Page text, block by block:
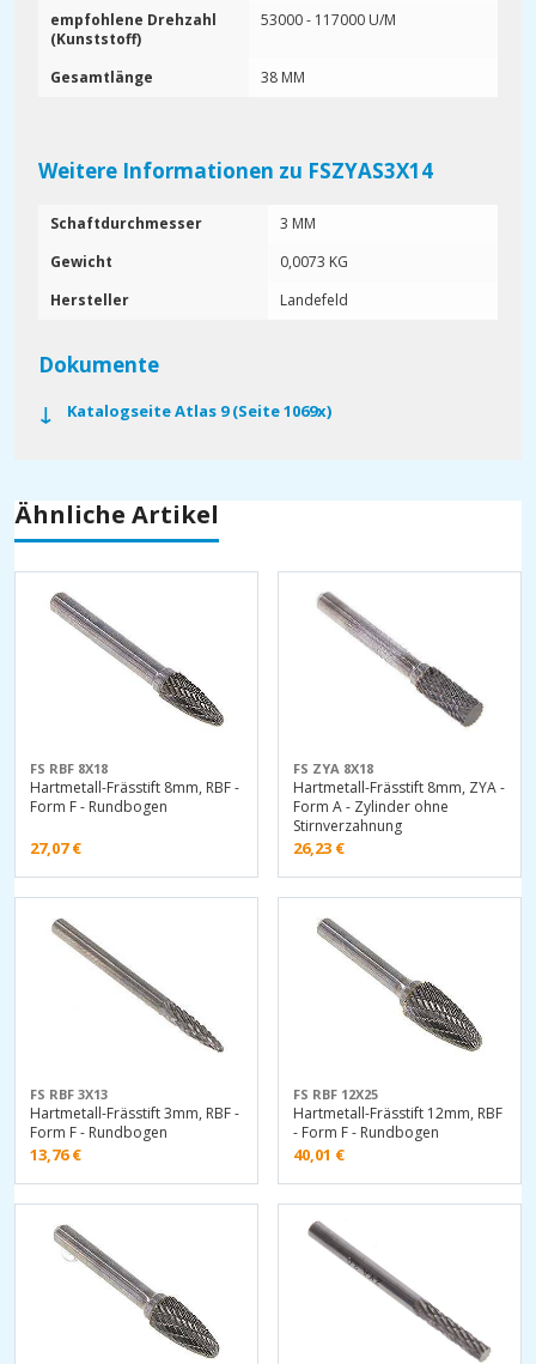
empfohlene Drehzahl
(Kunststoff)
53000 - 117000 U/M
Gesamtlänge 38 MM
Weitere Informationen zu FSZYAS3X14
Schaftdurchmesser
3 MM
Gewicht
0,0073 KG
Hersteller
Landefeld
Dokumente
Katalogseite Atlas 9 (Seite 1069x)
Ähnliche Artikel
FS RBF 8X18
Hartmetall-Frässtift 8mm, RBF -
Form F - Rundbogen
27,07€
FS ZYA 8X18
Hartmetall-Frässtift 8mm, ZYA -
Form A - Zylinder ohne
Stirnverzahnung
26,23 €
FS RBF 3X13
Hartmetall-Frässtift 3mm, RBF -
Form F - Rundbogen
13,76€
FS RBF 12X25
Hartmetall-Frässtift 12mm, RBF
- Form F - Rundbogen
40,01 €